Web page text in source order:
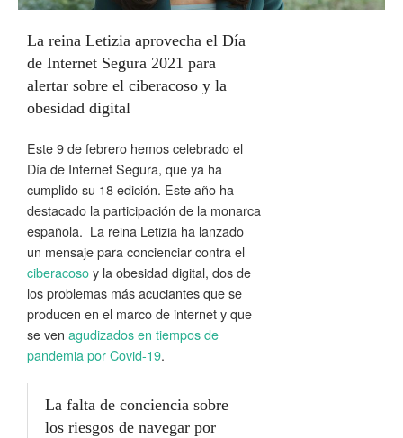
La reina Letizia aprovecha el Día
de Internet Segura 2021 para
alertar sobre el ciberacoso y la
obesidad digital
Este 9 de febrero hemos celebrado el
Día de Internet Segura, que ya ha
cumplido su 18 edición. Este año ha
destacado la participación de la monarca
española. La reina Letizia ha lanzado
un mensaje para concienciar contra el
ciberacosoy la obesidad digital, dos de
los problemas más acuciantes que se
producen en el marco de internet y que
se ven agudizados en tiempos de
pandemia por Covid-19.
La falta de conciencia sobre
los riesgos de navegar por